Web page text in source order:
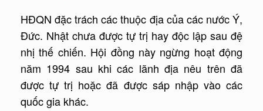
HĐQN đặc trách các thuộc địa của các nước Ý,
Đức. Nhật chưa được tự trị hay độc lập sau đệ
nhị thế chiến. Hội đồng này ngừng hoạt động
năm 1994 sau khi các lãnh địa nêu trên đã
được tự trị hoặc đã được sáp nhập vào các
quốc gia khác.